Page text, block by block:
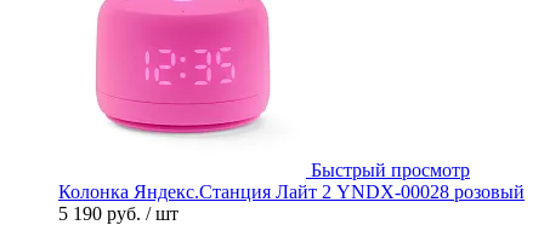
Быстрый просмотр
Колонка Яндекс.Станция Лайт 2 YNDX-00028 розовый
5 190 руб. / шт